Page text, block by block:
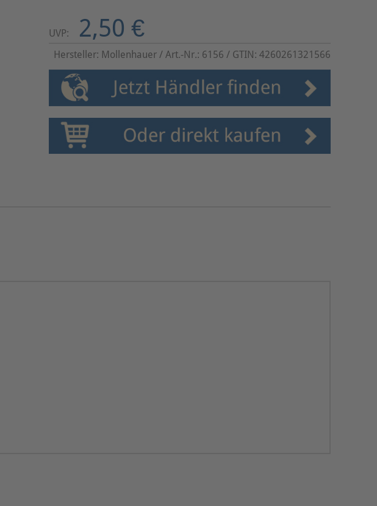
UVP: 2,50 €
Hersteller: Mollenhauer / Art.-Nr.: 6156 / GTIN: 4260261321566